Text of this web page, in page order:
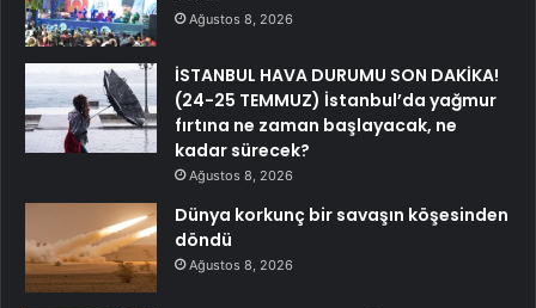
Ağustos 8, 2026
İSTANBUL HAVA DURUMU SON DAKİKA!
(24-25 TEMMUZ) İstanbul’da yağmur
fırtına ne zaman başlayacak, ne
kadar sürecek?
Ağustos 8, 2026
Dünya korkunç bir savaşın köşesinden
döndü
Ağustos 8, 2026